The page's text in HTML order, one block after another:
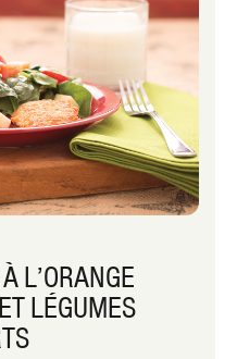
L’ORANGE
LÉGUMES